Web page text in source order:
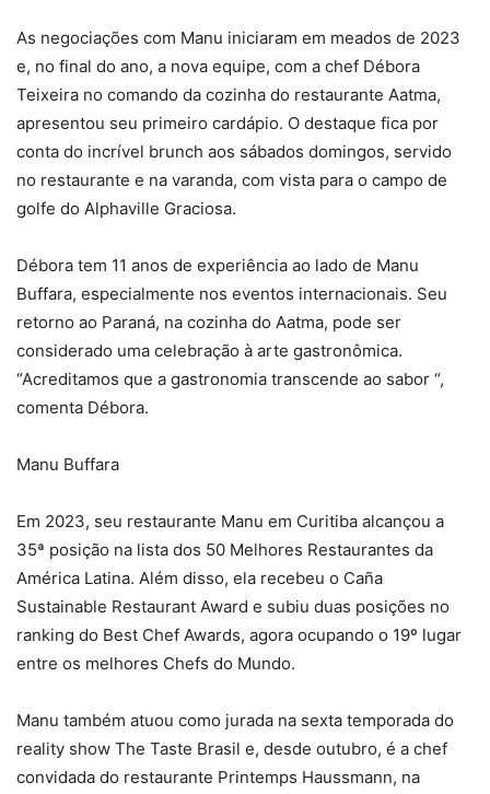
As negociações com Manu iniciaram em meados de 2023
e, no final do ano, a nova equipe, com a chef Débora
Teixeira no comando da cozinha do restaurante Aatma,
apresentou seu primeiro cardápio. O destaque fica por
conta do incrível brunch aos sábados domingos, servido
no restaurante e na varanda, com vista para o campo de
golfe do Alphaville Graciosa.
Débora tem 11 anos de experiência ao lado de Manu
Buffara, especialmente nos eventos internacionais. Seu
retorno ao Paraná, na cozinha do Aatma, pode ser
considerado uma celebração à arte gastronômica.
“Acreditamos que a gastronomia transcende ao sabor “,
comenta Débora.
Manu Buffara
Em 2023, seu restaurante Manu em Curitiba alcançou a
35ª posição na lista dos 50 Melhores Restaurantes da
América Latina. Além disso, ela recebeu o Caña
Sustainable Restaurant Award e subiu duas posições no
ranking do Best Chef Awards, agora ocupando o 19º lugar
entre os melhores Chefs do Mundo.
Manu também atuou como jurada na sexta temporada do
reality show The Taste Brasil e, desde outubro, é a chef
convidada do restaurante Printemps Haussmann, na